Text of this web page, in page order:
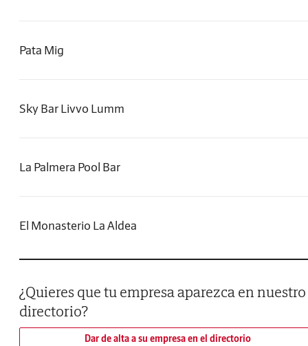
Pata Mig
Sky Bar Livvo Lumm
La Palmera Pool Bar
El Monasterio La Aldea
¿Quieres que tu empresa aparezca en nuestro
directorio?
Dar de alta a su empresa en el directorio